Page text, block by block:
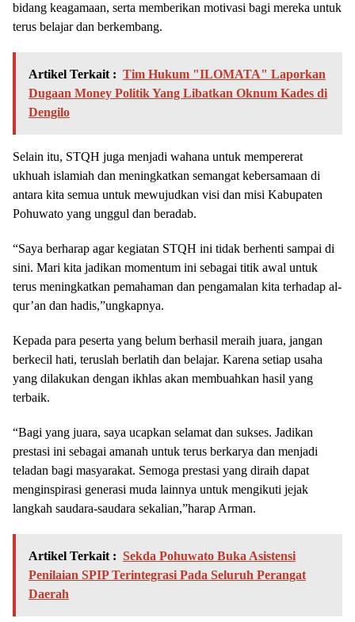
bidang keagamaan, serta memberikan motivasi bagi mereka untuk
terus belajar dan berkembang.
Artikel Terkait : Tim Hukum "ILOMATA" Laporkan
Dugaan Money Politik Yang Libatkan Oknum Kades di
Dengilo
Selain itu, STQH juga menjadi wahana untuk mempererat
ukhuah islamiah dan meningkatkan semangat kebersamaan di
antara kita semua untuk mewujudkan visi dan misi Kabupaten
Pohuwato yang unggul dan beradab.
“Saya berharap agar kegiatan STQH ini tidak berhenti sampai di
sini. Mari kita jadikan momentum ini sebagai titik awal untuk
terus meningkatkan pemahaman dan pengamalan kita terhadap al-
qur’an dan hadis,”ungkapnya.
Kepada para peserta yang belum berhasil meraih juara, jangan
berkecil hati, teruslah berlatih dan belajar. Karena setiap usaha
yang dilakukan dengan ikhlas akan membuahkan hasil yang
terbaik.
“Bagi yang juara, saya ucapkan selamat dan sukses. Jadikan
prestasi ini sebagai amanah untuk terus berkarya dan menjadi
teladan bagi masyarakat. Semoga prestasi yang diraih dapat
menginspirasi generasi muda lainnya untuk mengikuti jejak
langkah saudara-saudara sekalian,”harap Arman.
Artikel Terkait : Sekda Pohuwato Buka Asistensi
Penilaian SPIP Terintegrasi Pada Seluruh Perangat
Daerah